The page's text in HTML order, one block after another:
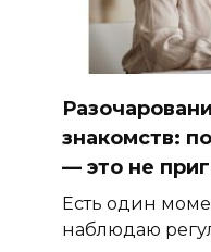
знакомств:
— это не
Есть один
наблюдаю